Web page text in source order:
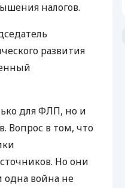
налогов.
развития
для ФЛП, но и
Вопрос в том, что
Но они
одна война не